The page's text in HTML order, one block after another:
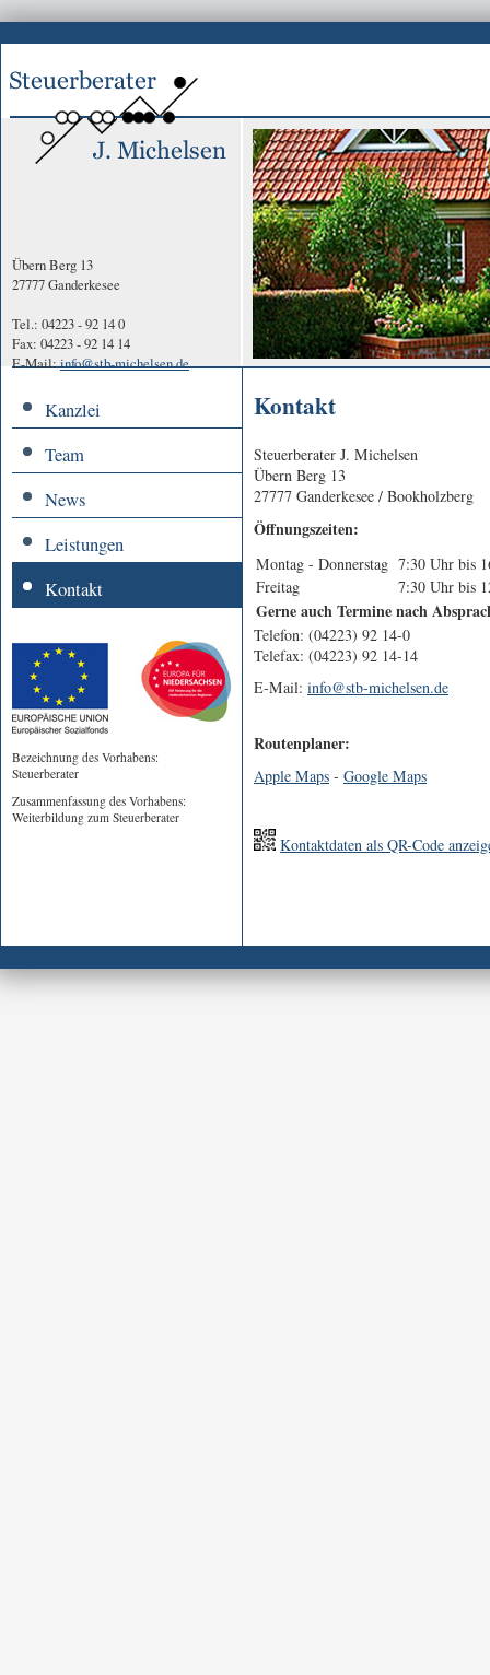
Übern Berg 13
27777 Ganderkesee
Tel.: 04223 - 92 14 0
Fax: 04223 - 92 14 14
E-Mail:info@stb-michelsen.de
Kontakt
Steuerberater J. Michelsen
Übern Berg 13
27777 Ganderkesee / Bookholzberg
Öffnungszeiten:
Montag - Donnerstag 7:30 Uhr bis
Freitag
7:30 Uhr bis
Gerne auch Termine nach
Telefon: (04223) 92 14-0
Telefax: (04223) 92 14-14
E-Mail: info@stb-michelsen.de
Routenplaner:
Apple Maps - Google Maps
Kontaktdaten als QR-Code
Kanzlei
Team
News
Leistungen
Kontakt
Bezeichnung des Vorhabens:
Steuerberater
Zusammenfassung des Vorhabens:
Weiterbildung zum Steuerberater